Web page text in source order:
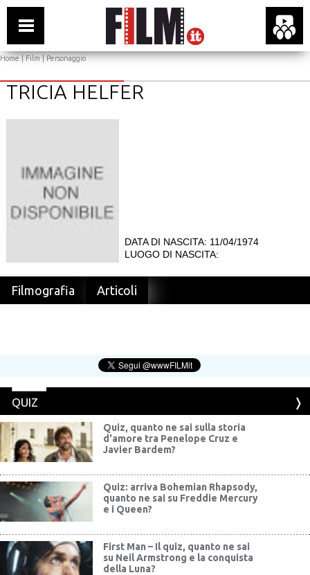
Home|Film| Personaggio
TRICIA HELFER
DATA DI NASCITA: 11/04/1974
LUOGO DI NASCITA:
Filmografia Articoli
QUIZ
Quiz, quanto ne sai sulla storia
d'amore tra Penelope Cruz e
Javier Bardem?
Quiz: arriva Bohemian Rhapsody,
quanto ne sai su Freddie Mercury
e i Queen?
First Man – Il quiz, quanto ne sai
su Neil Armstrong e la conquista
della Luna?